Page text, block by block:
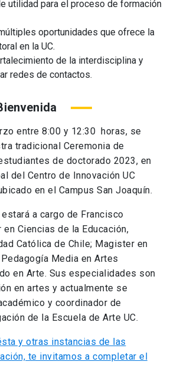
utilidad para el proceso de formación
oportunidades que ofrece la
en la UC.
de la interdisciplina y
redes de contactos.
entre 8:00 y 12:30 horas, se
tradicional Ceremonia de
de doctorado 2023, en
del Centro de Innovación UC
en el Campus San Joaquín.
a cargo de Francisco
en Ciencias de la Educación,
Católica de Chile; Magister en
Media en Artes
en Arte. Sus especialidades son
en artes y actualmente se
y coordinador de
de la Escuela de Arte UC.
y otras instancias de las
te invitamos a completar el